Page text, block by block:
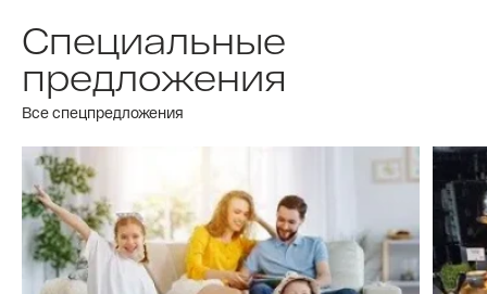
Специальные
предложения
Все спецпредложения